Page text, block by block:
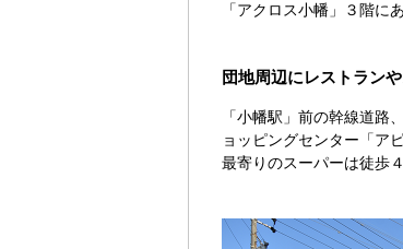
「アクロス小幡」３階に
団地周辺にレストラン
「小幡駅」前の幹線道
ョッピングセンター「ア
最寄りのスーパーは徒歩